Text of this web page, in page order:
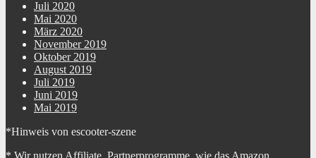
Juli 2020
Mai 2020
März 2020
November 2019
Oktober 2019
August 2019
Juli 2019
Juni 2019
Mai 2019
*Hinweis von escooter-szene
* Wir nutzen Affiliate Partnerprogramme, wie das Amazon